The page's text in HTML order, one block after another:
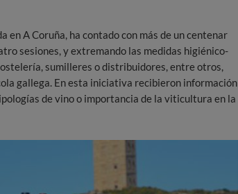
A Coruña, ha contado con más de un centenar
sesiones, y extremando las medidas higiénico-
sumilleres o distribuidores, entre otros,
gallega. En esta iniciativa recibieron información
de vino o importancia de la viticultura en la